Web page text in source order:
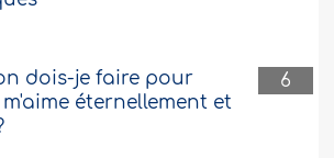
6
dois-je faire pour
éternellement et